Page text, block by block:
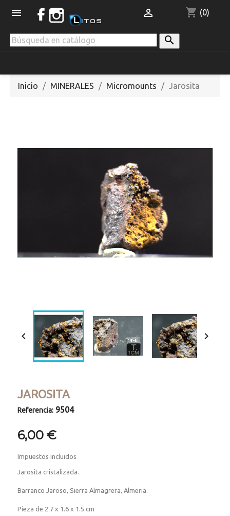
 shopping_cart (0)


Inicio MINERALES Micromounts Jarosita
 
JAROSITA
Referencia: 9504
6,00 €
Impuestos incluidos
Jarosita cristalizada.
Barranco Jaroso, Sierra Almagrera, Almeria.
Pieza de 2.7 x 1.6 x 1.5 cm